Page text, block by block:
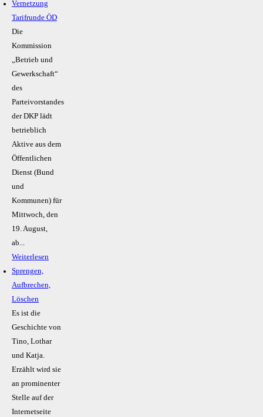
Vernetzung
Tarifrunde ÖD
Die
Kommission
„Betrieb und
Gewerkschaft“
des
Parteivorstandes
der DKP lädt
betrieblich
Aktive aus dem
Öffentlichen
Dienst (Bund
und
Kommunen) für
Mittwoch, den
19. August,
ab...
Weiterlesen
Sprengen,
Aufbrechen,
Löschen
Es ist die
Geschichte von
Tino, Lothar
und Katja.
Erzählt wird sie
an prominenter
Stelle auf der
Internetseite